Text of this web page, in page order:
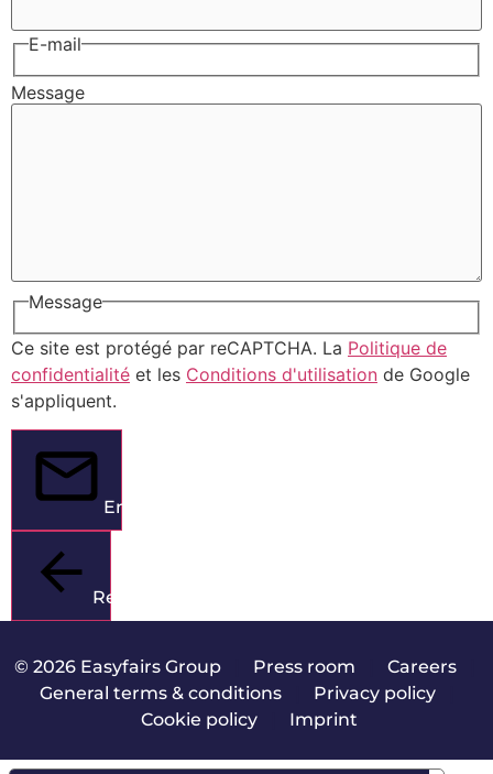
E-mail
Message
Message
Ce site est protégé par reCAPTCHA. La Politique de
confidentialité et les Conditions d'utilisation de Google
s'appliquent.
Envoyer
Retour
© 2026 Easyfairs Group| Press room Careers|
General terms & conditions| Privacy policy|
Cookie policy| Imprint